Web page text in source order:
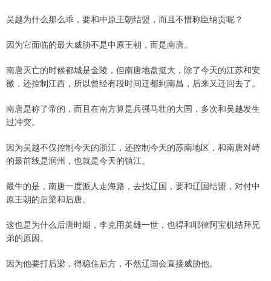
吴越为什么那么乖，要和中原王朝结盟，而且不惜称臣纳贡呢？
因为它面临的最大威胁不是中原王朝，而是南唐。
南唐灭亡的时候都城是金陵，但南唐地盘挺大，除了今天的江苏和安
徽，还控制江西，所以曾经有段时间迁都到南昌，后来又迁回去了。
南唐是称了帝的，而且在南方算是兵强马壮的大国，多次和吴越发生
过冲突。
因为吴越不仅控制今天的浙江，还控制今天的苏南地区，和南唐对峙
的最前线是润州，也就是今天的镇江。
最牛的是，南唐一度派人走海路，去找辽国，要和辽国结盟，对付中
原王朝的后梁和后唐。
这也是为什么后唐时期，李克用英雄一世，也得和耶律阿宝机结拜兄
弟的原因。
因为他要打后梁，得稳住后方，不然辽国会直接威胁他。